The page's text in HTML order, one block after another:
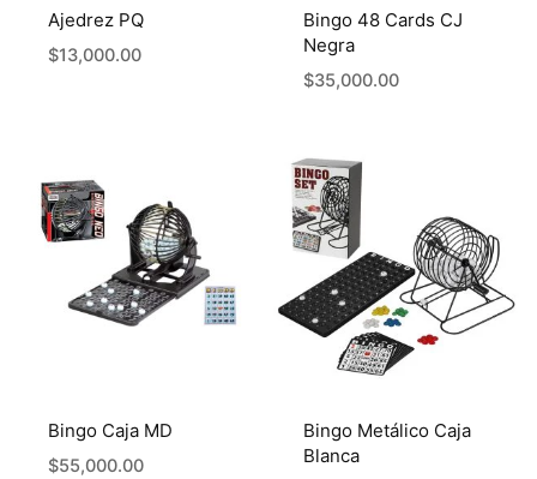
Ajedrez PQ
$13,000.00
Bingo 48 Cards CJ
Negra
$35,000.00
Bingo Caja MD
$55,000.00
Bingo Metálico Caja
Blanca